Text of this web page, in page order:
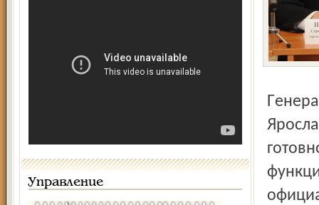
Управление
Генеральный спонсор «Группа ГАЗ», Правительство